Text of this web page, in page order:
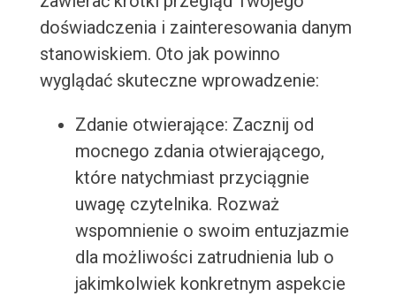
doświadczenia i zainteresowania danym
stanowiskiem. Oto jak powinno
wyglądać skuteczne wprowadzenie:
Zdanie otwierające: Zacznij od
mocnego zdania otwierającego,
które natychmiast przyciągnie
uwagę czytelnika. Rozważ
wspomnienie o swoim entuzjazmie
dla możliwości zatrudnienia lub o
jakimkolwiek konkretnym aspekcie